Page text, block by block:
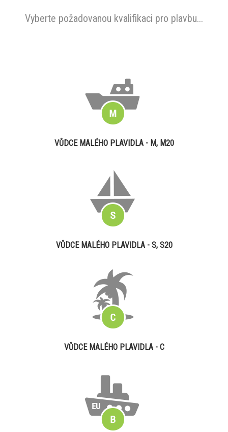
Vyberte požadovanou kvalifikaci pro plavbu...
VŮDCE MALÉHO PLAVIDLA - M, M20
VŮDCE MALÉHO PLAVIDLA - S, S20
VŮDCE MALÉHO PLAVIDLA - C